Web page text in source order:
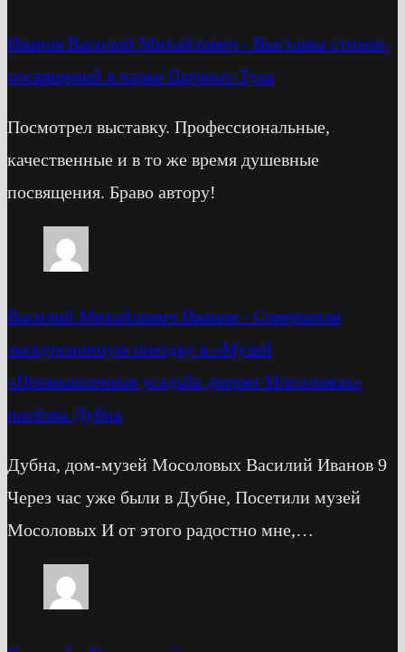
Иванов Василий Михайлович - Выставка стихов-
посвящений в парке Патриот-Тула
Посмотрел выставку. Профессиональные,
качественные и в то же время душевные
посвящения. Браво автору!
Василий Михайлович Иванов - Cовершили
экскурсионную поездку в «Музей
«Промышленная усадьба дворян Мосоловых»
посёлка Дубна
Дубна, дом-музей Мосоловых Василий Иванов 9
Через час уже были в Дубне, Посетили музей
Мосоловых И от этого радостно мне,…